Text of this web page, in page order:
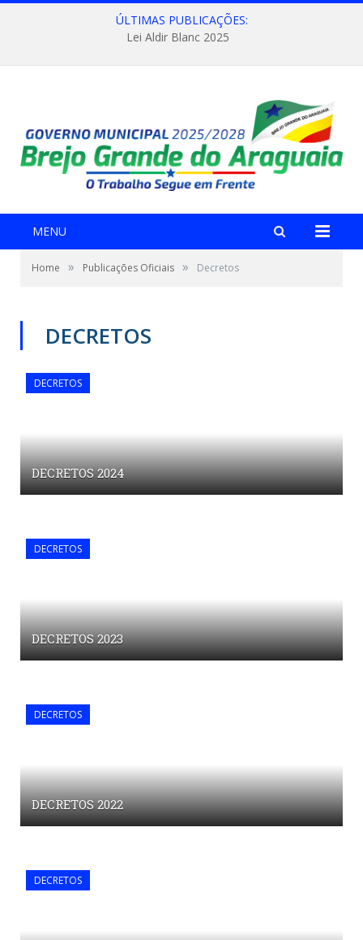
ÚLTIMAS PUBLICAÇÕES:
Lei Aldir Blanc 2025
MENU
Home » Publicações Oficiais » Decretos
DECRETOS
DECRETOS
DECRETOS 2024
DECRETOS
DECRETOS 2023
DECRETOS
DECRETOS 2022
DECRETOS